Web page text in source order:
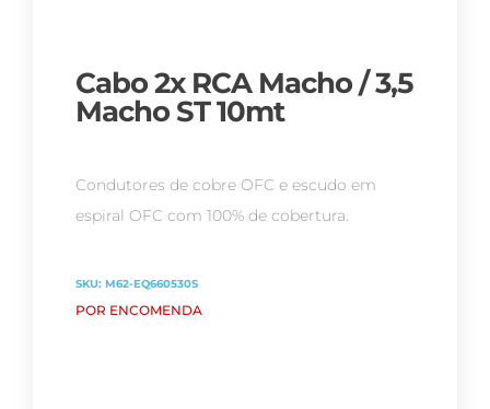
Cabo 2x RCA Macho / 3,5
Macho ST 10mt
Condutores de cobre OFC e escudo em
espiral OFC com 100% de cobertura.
SKU: M62-EQ660530S
POR ENCOMENDA